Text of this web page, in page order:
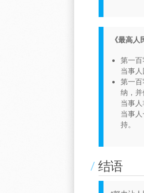
《最高
第一
当事
第一
纳，
当事
当事
持。
结语